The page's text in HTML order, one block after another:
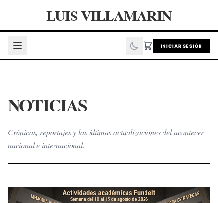
LUIS VILLAMARIN
INICIAR SESIÓN
NOTICIAS
Crónicas, reportajes y las últimas actualizaciones del acontecer
nacional e internacional.